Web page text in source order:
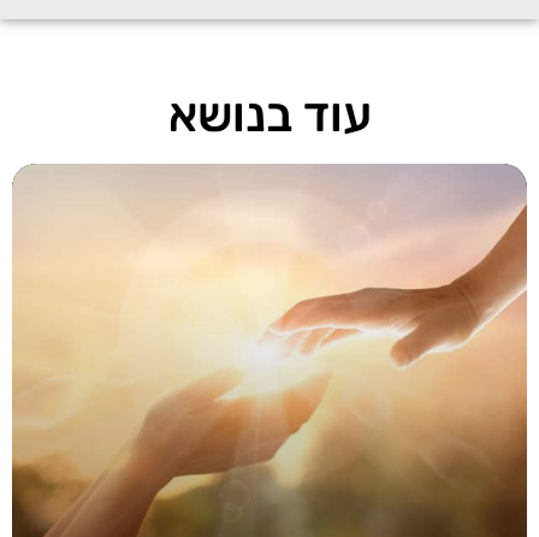
עוד בנושא